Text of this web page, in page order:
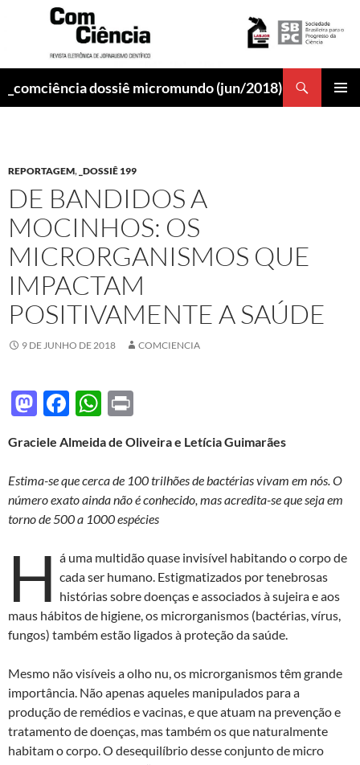
_comciência dossiê micromundo (jun/2018)
REPORTAGEM, _DOSSIÊ 199
DE BANDIDOS A
MOCINHOS: OS
MICRORGANISMOS QUE
IMPACTAM
POSITIVAMENTE A SAÚDE
9 DE JUNHO DE 2018 COMCIENCIA
M
to
d
o
n
F
e
b
o
o
k
W
at
s
A
p
p
nt
Graciele Almeida de Oliveira e Letícia Guimarães
Estima-se que cerca de 100 trilhões de bactérias vivam em nós. O
número exato ainda não é conhecido, mas acredita-se que seja em
torno de 500 a 1000 espécies
H á uma multidão quase invisível habitando o corpo de
cada ser humano. Estigmatizados por tenebrosas
histórias sobre doenças e associados à sujeira e aos
maus hábitos de higiene, os microrganismos (bactérias, vírus,
fungos) também estão ligados à proteção da saúde.
Mesmo não visíveis a olho nu, os microrganismos têm grande
importância. Não apenas aqueles manipulados para a
produção de remédios e vacinas, e que atuam na prevenção e
tratamento de doenças, mas também os que naturalmente
habitam o corpo. O desequilíbrio desse conjunto de micro